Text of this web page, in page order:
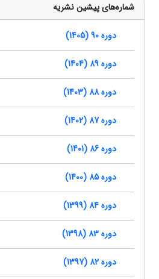
شماره‌های پیشین نشریه
دوره 90 (1405)
دوره 89 (1404)
دوره 88 (1403)
دوره 87 (1402)
دوره 86 (1401)
دوره 85 (1400)
دوره 84 (1399)
دوره 83 (1398)
دوره 82 (1397)